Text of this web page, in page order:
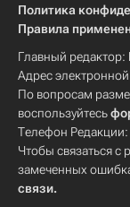
Политика
Правила
Главный редактор:
Адрес
По вопросам
воспользуйтесь
Телефон Редакции:
Чтобы связаться с
замеченных
связи.